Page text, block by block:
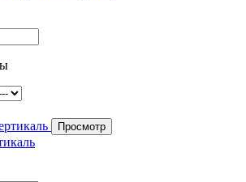
Просмотр